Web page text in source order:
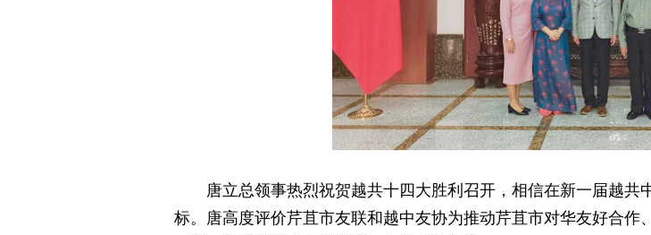
唐立总领事热烈祝贺越共十四大胜利召开，相信在新一届越共
标。唐高度评价芹苴市友联和越中友协为推动芹苴市对华友好合